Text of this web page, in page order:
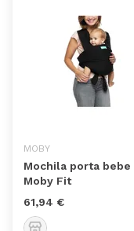
MOBY
Mochila porta bebe
Moby Fit
61,94 €